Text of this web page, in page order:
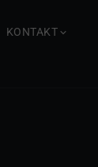
KONTAKT